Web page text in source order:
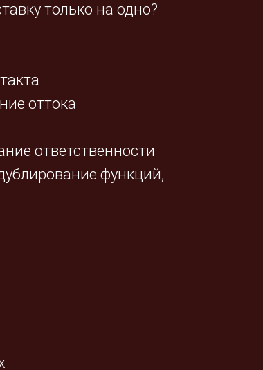
только на одно?
оттока
ответственности
функций,